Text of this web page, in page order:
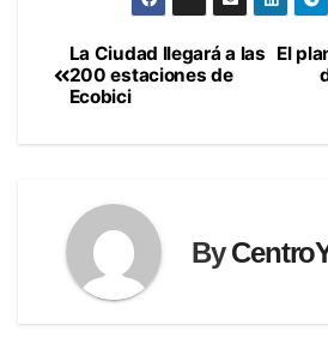
Navegación
de
El
La Ciudad llegará a las
200 estaciones de
Ecobici
By